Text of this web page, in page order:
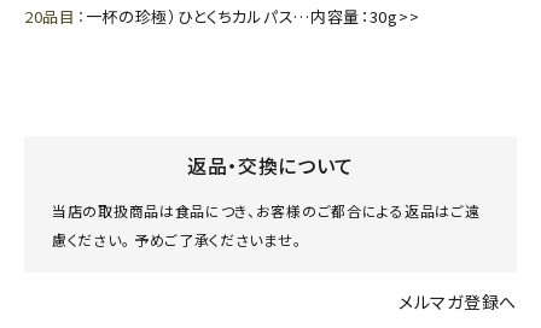
20品目： 一杯の珍極）ひとくちカルパス…内容量：30g>>
返品・交換について
当店の取扱商品は食品につき、お客様のご都合による返品はご遠
慮ください。 予めご了承くださいませ。
メルマガ登録へ